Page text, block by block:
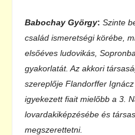
Babochay György: Szinte
család ismeretségi körébe,
elsőéves ludovikás,
gyakorlatát. Az akkori
szereplője Flandorffer
igyekezett fiait mielőbb a 3.
lovardakiképzésébe és
megszerettetni.